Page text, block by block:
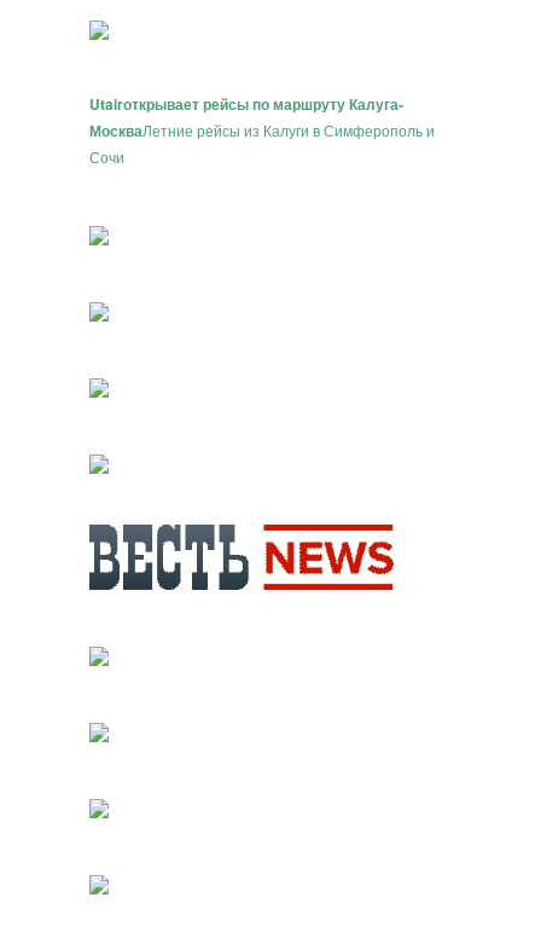
Utairоткрывает рейсы по маршруту Калуга-
МоскваЛетние рейсы из Калуги в Симферополь и
Сочи